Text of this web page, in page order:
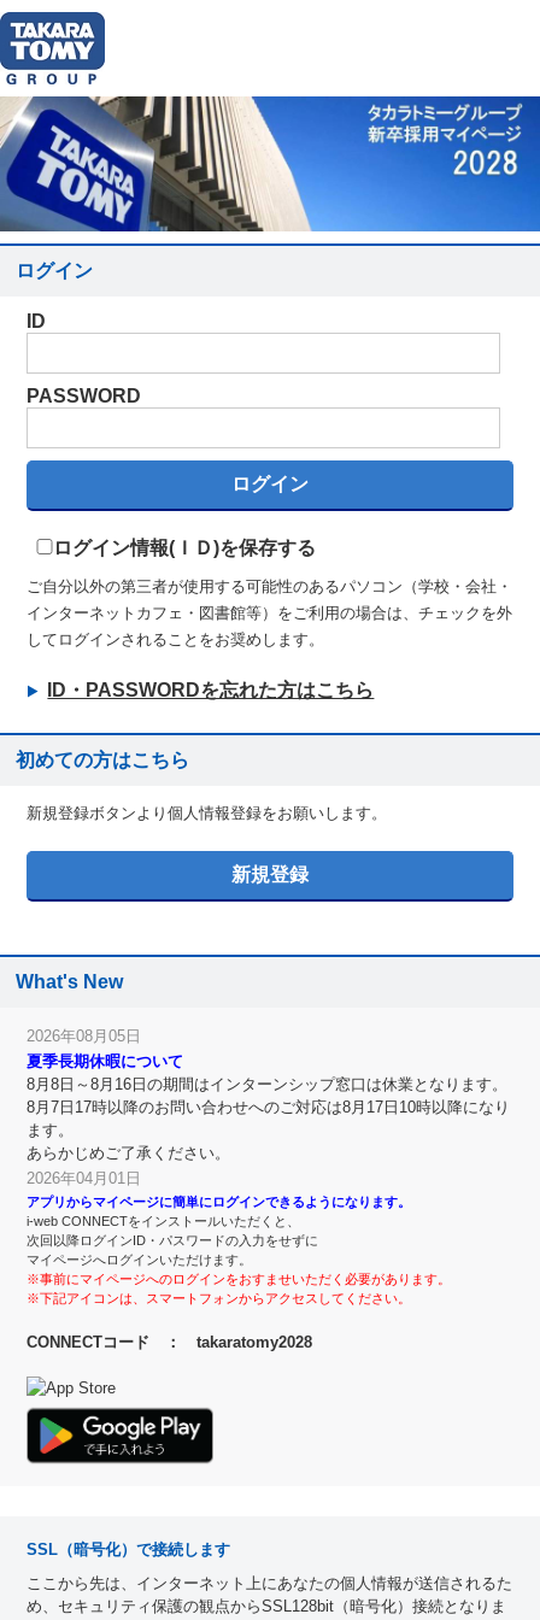
ログイン
ID
PASSWORD
ログイン情報(ＩＤ)を保存する
ご自分以外の第三者が使用する可能性のあるパソコン（学校・会社・
インターネットカフェ・図書館等）をご利用の場合は、チェックを外
してログインされることをお奨めします。
ID・PASSWORDを忘れた方はこちら
初めての方はこちら
新規登録ボタンより個人情報登録をお願いします。
What's New
2026年08月05日
夏季長期休暇について
8月8日～8月16日の期間はインターンシップ窓口は休業となります。
8月7日17時以降のお問い合わせへのご対応は8月17日10時以降になり
ます。
あらかじめご了承ください。
2026年04月01日
アプリからマイページに簡単にログインできるようになります。
i-web CONNECTをインストールいただくと、
次回以降ログインID・パスワードの入力をせずに
マイページへログインいただけます。
※事前にマイページへのログインをおすませいただく必要があります。
※下記アイコンは、スマートフォンからアクセスしてください。
CONNECTコード ： takaratomy2028
SSL（暗号化）で接続します
ここから先は、インターネット上にあなたの個人情報が送信されるた
め、セキュリティ保護の観点からSSL128bit（暗号化）接続となりま